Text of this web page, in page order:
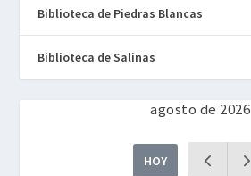
Biblioteca de Piedras Blancas
Biblioteca de Salinas
agosto de 2026
HOY